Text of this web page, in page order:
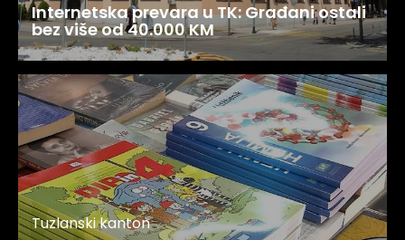
Internetska prevara u TK: Građani ostali
bez više od 40.000 KM
Tuzlanski kanton